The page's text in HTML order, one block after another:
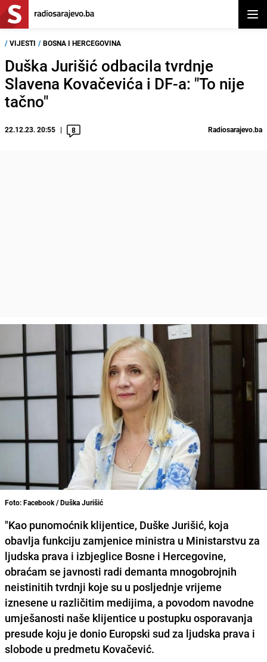
/ VIJESTI / BOSNA I HERCEGOVINA
Duška Jurišić odbacila tvrdnje
Slavena Kovačevića i DF-a: "To nije
tačno"
22.12.23. 20:55 8 Radiosarajevo.ba
Foto: Facebook / Duška Jurišić
"Kao punomoćnik klijentice, Duške Jurišić, koja
obavlja funkciju zamjenice ministra u Ministarstvu za
ljudska prava i izbjeglice Bosne i Hercegovine,
obraćam se javnosti radi demanta mnogobrojnih
neistinitih tvrdnji koje su u posljednje vrijeme
iznesene u različitim medijima, a povodom navodne
umješanosti naše klijentice u postupku osporavanja
presude koju je donio Europski sud za ljudska prava i
slobode u predmetu Kovačević.